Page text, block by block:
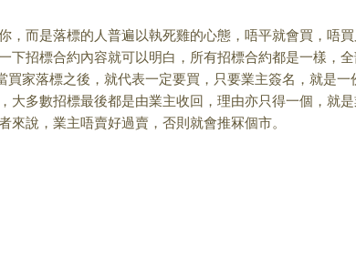
，而是落標的人普遍以執死雞的心
落高價，如果大家了解一下招標合約
主那一方，甚至有court order，房契
就是一份正式買賣合約，有咁大風
主收回，理由亦只得一個，就是業主